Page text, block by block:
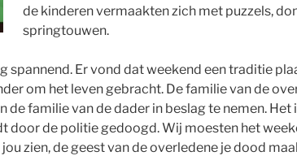
de kinderen vermaakten zich met puzzels,
springtouwen.
spannend. Er vond dat weekend een traditie
om het leven gebracht. De familie van de
familie van de dader in beslag te nemen.
door de politie gedoogd. Wij moesten het
zien, de geest van de overledene je dood